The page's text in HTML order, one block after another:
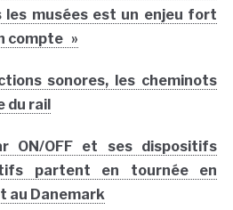
les musées est un enjeu fort
compte »
sonores, les cheminots
du rail
ON/OFF et ses dispositifs
partent en tournée en
au Danemark